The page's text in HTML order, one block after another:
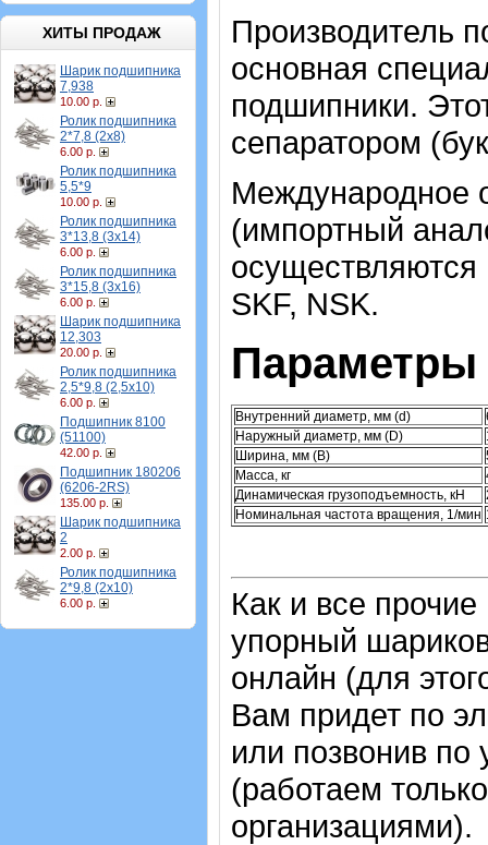
ХИТЫ ПРОДАЖ
Шарик подшипника
7,938
10.00 р.
Ролик подшипника
2*7,8 (2х8)
6.00 р.
Ролик подшипника
5,5*9
10.00 р.
Ролик подшипника
3*13,8 (3х14)
6.00 р.
Ролик подшипника
3*15,8 (3х16)
6.00 р.
Шарик подшипника
12,303
20.00 р.
Ролик подшипника
2,5*9,8 (2,5х10)
6.00 р.
Подшипник 8100
(51100)
42.00 р.
Подшипник 180206
(6206-2RS)
135.00 р.
Шарик подшипника
2
2.00 р.
Ролик подшипника
2*9,8 (2х10)
6.00 р.
Производитель
основная
подшипники.
сепаратором
Международное
(импортный
осуществляются
SKF, NSK.
Параметры
Внутренний диаметр, мм (d)
Наружный диаметр, мм (D)
Ширина, мм (B)
Масса, кг
Динамическая грузоподъемность, кН
Номинальная частота вращения, 1/мин
Как и все
упорный
онлайн (для
Вам придет по
или позвонив
(работаем
организациями).